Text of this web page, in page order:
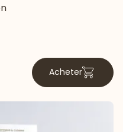
Acheter